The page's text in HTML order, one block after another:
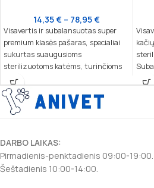
14,35€ – 78,95€
Visavertis ir subalansuotas super
premium klasės pašaras, specialiai
sukurtas suaugusioms
sterilizuotoms katėms, turinčioms
jautrų žarnyną. Šis pašaras
užtikrina, kad jūsų augintinė gautų
lengvai virškinamą maistą,
padedantį išvengti virškinimo ir odos
DARBO LAIKAS:
Pirmadienis-penktadienis 09:00-19:00.
Šeštadienis 10:00-14:00.